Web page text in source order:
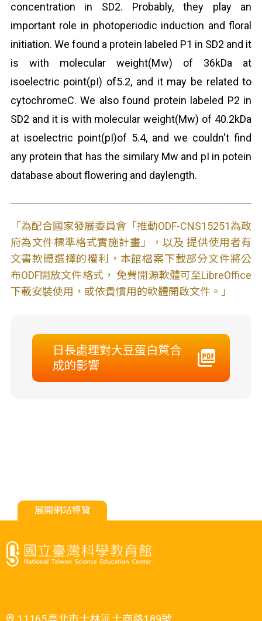
concentration in SD2. Probably, they play an
important role in photoperiodic induction and floral
initiation. We found a protein labeled P1 in SD2 and it
is with molecular weight(Mw) of 36kDa at
isoelectric point(pI) of5.2, and it may be related to
cytochromeC. We also found protein labeled P2 in
SD2 and it is with molecular weight(Mw) of 40.2kDa
at isoelectric point(pI)of 5.4, and we couldn't find
any protein that has the similary Mw and pI in potein
database about flowering and daylength.
「為配合國家發展委員會「推動ODF-CNS15251為政
府為文件標準格式實施計畫」，以及 提供使用者有
文書軟體選擇的權利，本館檔案下載部分文件將公
布ODF開放文件格式， 免費開源軟體可至LibreOffice
下載安裝使用，或依貴慣用的軟體開啟文件。」
日長處理對大豆蛋白質合
成的影響
展開網站導覽